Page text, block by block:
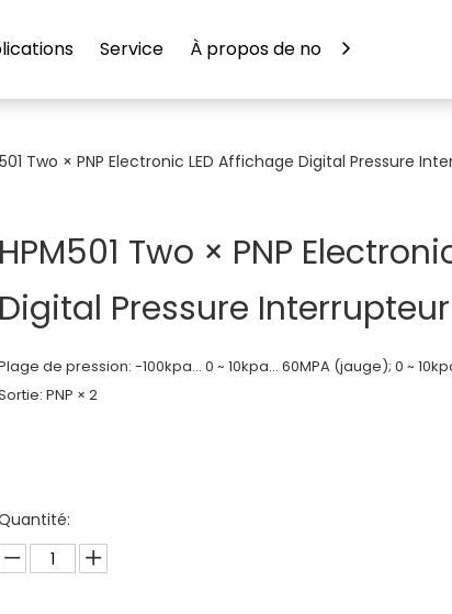
Service À propos de nous
Two × PNP Electronic LED Affichage Digital Pressure
HPM501 Two × PNP
Digital Pressure Interrupteur
de pression: -100kpa… 0 ~ 10kpa… 60MPA (jauge); 0 ~
PNP × 2